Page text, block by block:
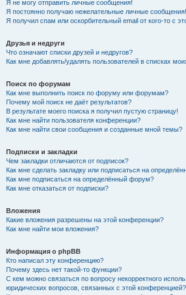
Я не могу отправить личные сообщения!
Я постоянно получаю нежелательные личные сообщения!
Я получил спам или оскорбительный email от кого-то с
Друзья и недруги
Что означают списки друзей и недругов?
Как мне добавлять/удалять пользователей в списках
Поиск по форумам
Как мне выполнить поиск по форуму или форумам?
Почему мой поиск не даёт результатов?
В результате моего поиска я получил пустую страницу!
Как мне найти пользователя конференции?
Как мне найти свои сообщения и созданные мной темы?
Подписки и закладки
Чем закладки отличаются от подписок?
Как мне сделать закладку или подписаться на
Как мне подписаться на определённый форум?
Как мне отказаться от подписки?
Вложения
Какие вложения разрешены на этой конференции?
Как мне найти мои вложения?
Информация о phpBB
Кто написал эту конференцию?
Почему здесь нет такой-то функции?
С кем можно связаться по вопросу некорректного
юридических вопросов, связанных с этой конференцией?